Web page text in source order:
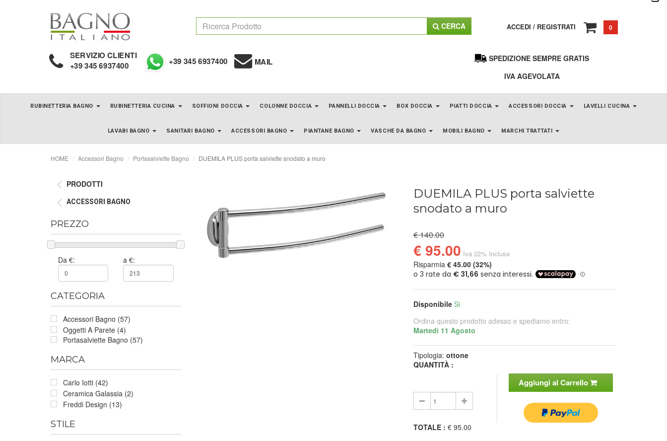
CERCA ACCEDI / REGISTRATI 0
SERVIZIO CLIENTI
+39 345 6937400 +39 345 6937400 MAIL
SPEDIZIONE SEMPRE GRATIS
IVA AGEVOLATA
RUBINETTERIA BAGNO RUBINETTERIA CUCINA SOFFIONI DOCCIA COLONNE DOCCIA PANNELLI DOCCIA BOX DOCCIA PIATTI DOCCIA ACCESSORI DOCCIA LAVELLI CUCINA
LAVABI BAGNO SANITARI BAGNO ACCESSORI BAGNO PIANTANE BAGNO VASCHE DA BAGNO MOBILI BAGNO MARCHI TRATTATI
HOME Accessori Bagno Portasalviette Bagno DUEMILA PLUS porta salviette snodato a muro
PRODOTTI
ACCESSORI BAGNO
PREZZO
Da €: a €:
CATEGORIA
Accessori Bagno (57)
Oggetti A Parete (4)
Portasalviette Bagno (57)
MARCA
Carlo Iotti (42)
Ceramica Galassia (2)
Freddi Design (13)
STILE
DUEMILA PLUS porta salviette
snodato a muro
€ 140.00
€ 95.00 Iva 22% Inclusa
Risparmia€ 45.00 (32%)
Disponibile Si
Ordina questo prodotto adesso e spediamo entro:
Martedì 11 Agosto
Tipologia:ottone
QUANTITÀ :
Aggiungi al Carrello
TOTALE : € 95.00